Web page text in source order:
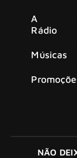
A
Rádio
Músicas
NÃO